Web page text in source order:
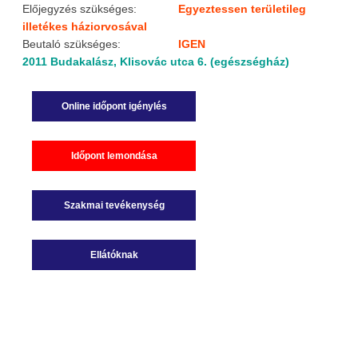
Előjegyzés szükséges: Egyeztessen területileg
illetékes háziorvosával
Beutaló szükséges: IGEN
2011 Budakalász, Klisovác utca 6. (egészségház)